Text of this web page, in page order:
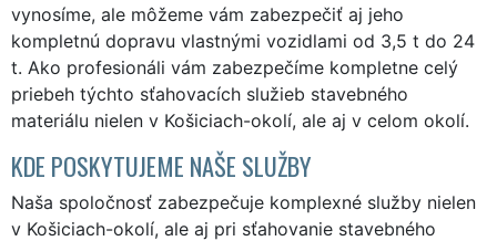
vynosíme, ale môžeme vám zabezpečiť aj jeho
kompletnú dopravu vlastnými vozidlami od 3,5 t do 24
t. Ako profesionáli vám zabezpečíme kompletne celý
priebeh týchto sťahovacích služieb stavebného
materiálu nielen v Košiciach-okolí, ale aj v celom okolí.
KDE POSKYTUJEME NAŠE SLUŽBY
Naša spoločnosť zabezpečuje komplexné služby nielen
v Košiciach-okolí, ale aj pri sťahovanie stavebného